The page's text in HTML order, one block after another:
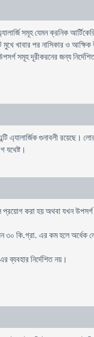
সমূহ যেমন ক্রনিক
পর নাসিকার ও আক্ষিক
সমূহ দূরীকরনের জন্য
গুনাবলী রয়েছে।
যথেষ্ট।
করা হয় অথবা যখন উপসর্গ
কি.গ্রা. এর কম হলে অর্ধেক
ব্যবহার নির্দেশিত নয়।